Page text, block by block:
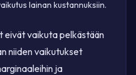
lainan kustannuksiin.
eivät vaikuta pelkästään
niiden vaikutukset
ja